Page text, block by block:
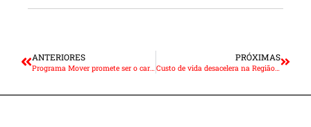
ANTERIORES
Programa Mover promete ser o carro-chefe do fomento à inovação
PRÓXIMAS
Custo de vida desacelera na Região Metropolitana de São Paulo ao longo de 2023